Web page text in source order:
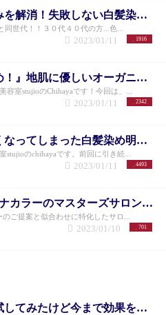
2026年白髪の悩みを解消！失敗しない白髪染め！
同世代！！３０代４０代の方...色...
1916
2023/01/11
『男性の白髪染め！』地肌に優しいオーガニックカラー！
容室stujioのChihayaです！今回は、...
2342
2023/01/11
『教えて！！暗くなってしまった白髪染め明るくできる？』〜白髪染めを明るくする方法〜
stujioのchihayaです。前回に引き続...
4493
2023/01/11
Stujioは【イルミナカラーのマスターズサロン】☆ 新しいグレイージュカラーを手に入れて【渋谷】
ご提案と似合わせに特化したサロ...
701
2023/01/10
髪の悩み！色々試してみたけど今まで効果を感じられんかった方必見！！本当に解決する方法！〜ミネコラ水素トリートメントってどうなの？〜